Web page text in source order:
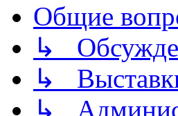
Общие
↳
↳
↳